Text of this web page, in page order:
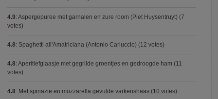
4.9: Aspergepuree met garnalen en zure room (Piet Huysentruyt) (7
votes)
4.8: Spaghetti all'Amatriciana (Antonio Carluccio) (12 votes)
4.8: Aperitiefglaasje met gegrilde groentjes en gedroogde ham (11
votes)
4.8: Met spinazie en mozzarella gevulde varkenshaas (10 votes)